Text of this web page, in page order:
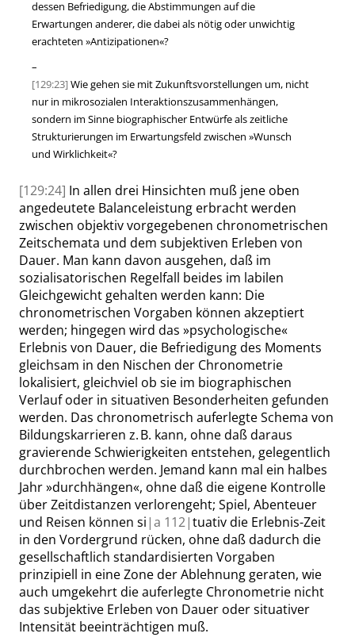
dessen Befriedigung, die Abstimmungen auf die
Erwartungen anderer, die dabei als nötig oder unwichtig
erachteten »Antizipationen«?
–
[129:23]Wie gehen sie mit Zukunftsvorstellungen um, nicht
nur in mikrosozialen Interaktionszusammenhängen,
sondern im Sinne biographischer Entwürfe als zeitliche
Strukturierungen im Erwartungsfeld zwischen »Wunsch
und Wirklichkeit«?
[129:24] In allen drei Hinsichten muß jene oben
angedeutete Balanceleistung erbracht werden
zwischen objektiv vorgegebenen chronometrischen
Zeitschemata und dem subjektiven Erleben von
Dauer. Man kann davon ausgehen, daß im
sozialisatorischen Regelfall beides im labilen
Gleichgewicht gehalten werden kann: Die
chronometrischen Vorgaben können akzeptiert
werden; hingegen wird das »psychologische«
Erlebnis von Dauer, die Befriedigung des Moments
gleichsam in den Nischen der Chronometrie
lokalisiert, gleichviel ob sie im biographischen
Verlauf oder in situativen Besonderheiten gefunden
werden. Das chronometrisch auferlegte Schema von
Bildungskarrieren z. B. kann, ohne daß daraus
gravierende Schwierigkeiten entstehen, gelegentlich
durchbrochen werden. Jemand kann mal ein halbes
Jahr»durchhängen«, ohne daß die eigene Kontrolle
über Zeitdistanzen verlorengeht; Spiel, Abenteuer
und Reisen können si |a 112|tuativ die Erlebnis-Zeit
in den Vordergrund rücken, ohne daß dadurch die
gesellschaftlich standardisierten Vorgaben
prinzipiell in eine Zone der Ablehnung geraten, wie
auch umgekehrt die auferlegte Chronometrie nicht
das subjektive Erleben von Dauer oder situativer
Intensität beeinträchtigen muß.